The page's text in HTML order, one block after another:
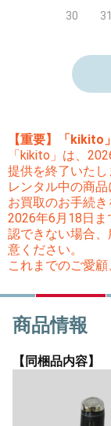
30 31
【重要】「kikito
「kikito」は、
提供を終了いたし
レンタル中の商
お買取のお手続き
2026年6月18日
認できない場合
意ください。
これまでのご愛顧
商品情報
【同梱品内容】